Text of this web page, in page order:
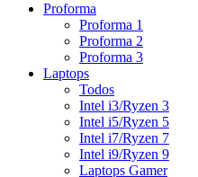
Proforma
Proforma 1
Proforma 2
Proforma 3
Laptops
Todos
Intel i3/Ryzen 3
Intel i5/Ryzen 5
Intel i7/Ryzen 7
Intel i9/Ryzen 9
Laptops Gamer